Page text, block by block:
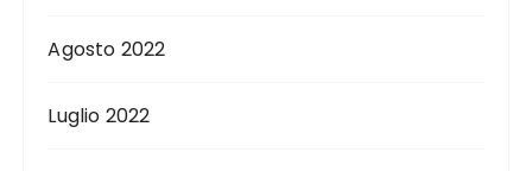
Agosto 2022
Luglio 2022